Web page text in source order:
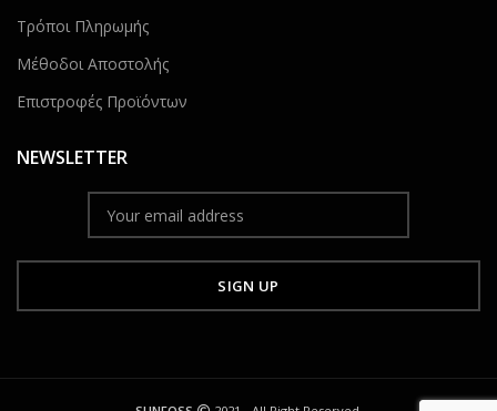
Τρόποι Πληρωμής
Μέθοδοι Αποστολής
Επιστροφές Προϊόντων
NEWSLETTER